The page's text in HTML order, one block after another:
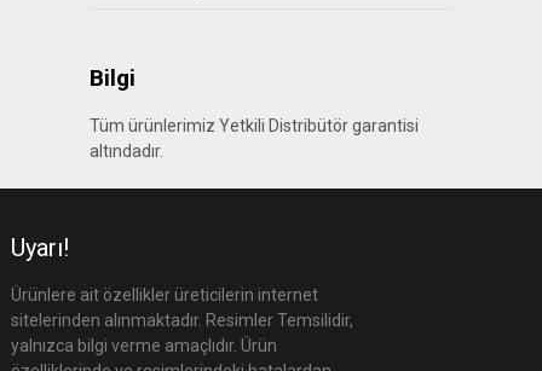
Bilgi
Tüm ürünlerimiz Yetkili Distribütör garantisi
altındadır.
Uyarı!
Ürünlere ait özellikler üreticilerin internet
sitelerinden alınmaktadır. Resimler Temsilidir,
yalnızca bilgi verme amaçlıdır. Ürün